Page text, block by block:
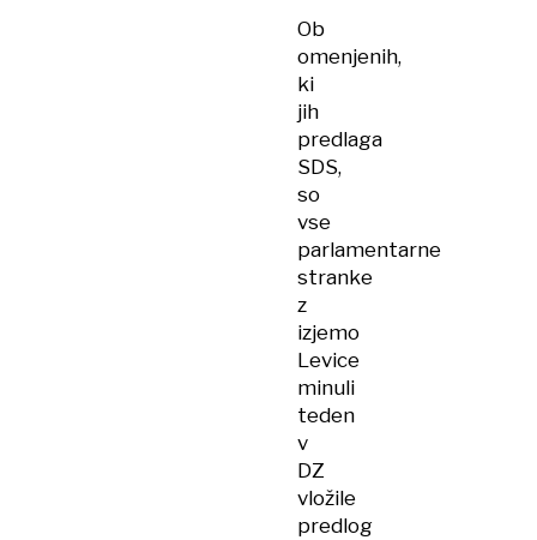
Ob
omenjenih,
ki
jih
predlaga
SDS,
so
vse
parlamentarne
stranke
z
izjemo
Levice
minuli
teden
v
DZ
vložile
predlog